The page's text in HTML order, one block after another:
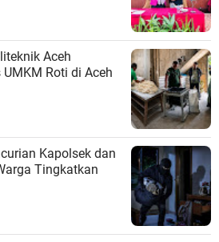
Aceh
Roti di Aceh
Kapolsek dan
Tingkatkan